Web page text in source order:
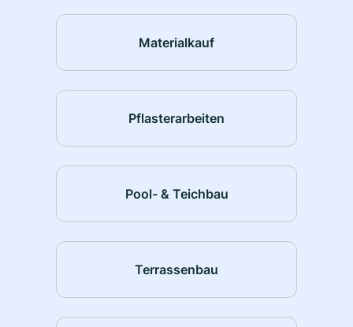
Materialkauf
Pflasterarbeiten
Pool- & Teichbau
Terrassenbau